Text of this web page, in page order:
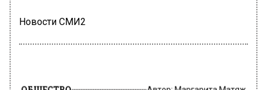
Новости СМИ2
ОБЩЕСТВО Автор:Маргарита Матяж